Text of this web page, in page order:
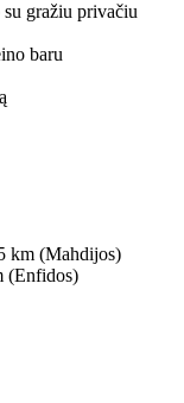
gražiu privačiu
baru
km (Mahdijos)
(Enfidos)